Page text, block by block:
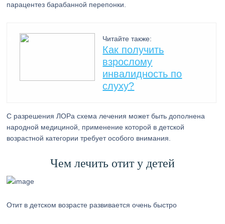
парацентез барабанной перепонки.
Читайте также:
Как получить
взрослому
инвалидность по
слуху?
С разрешения ЛОРа схема лечения может быть дополнена
народной медициной, применение которой в детской
возрастной категории требует особого внимания.
Чем лечить отит у детей
Отит в детском возрасте развивается очень быстро